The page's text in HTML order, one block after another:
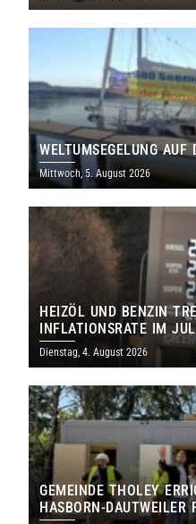
WELTUMSEGELUNG AUF
Mittwoch, 5. August 2026
HEIZÖL UND BENZIN
INFLATIONSRATE IM
Dienstag, 4. August 2026
GEMEINDE THOLEY
HASBORN-